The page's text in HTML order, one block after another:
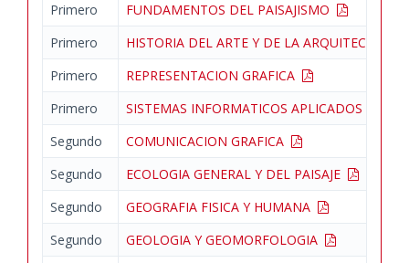
Primero
FUNDAMENTOS DEL PAISAJISMO
Primero
HISTORIA DEL ARTE Y DE LA ARQUITECTURA
Primero
REPRESENTACION GRAFICA
Primero
SISTEMAS INFORMATICOS APLICADOS AL
Segundo
COMUNICACION GRAFICA
Segundo
ECOLOGIA GENERAL Y DEL PAISAJE
Segundo
GEOGRAFIA FISICA Y HUMANA
Segundo
GEOLOGIA Y GEOMORFOLOGIA